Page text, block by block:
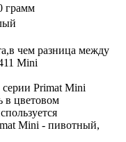
грамм
чем разница между
Mini
Primat Mini
в цветовом
Mini - пивотный,